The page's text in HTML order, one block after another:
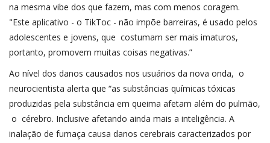
na mesma vibe dos que fazem, mas com menos coragem.
"Este aplicativo - o TikToc - não impõe barreiras, é usado pelos
adolescentes e jovens, que costumam ser mais imaturos,
portanto, promovem muitas coisas negativas.”
Ao nível dos danos causados nos usuários da nova onda, o
neurocientista alerta que “as substâncias químicas tóxicas
produzidas pela substância em queima afetam além do pulmão,
o cérebro. Inclusive afetando ainda mais a inteligência. A
inalação de fumaça causa danos cerebrais caracterizados por